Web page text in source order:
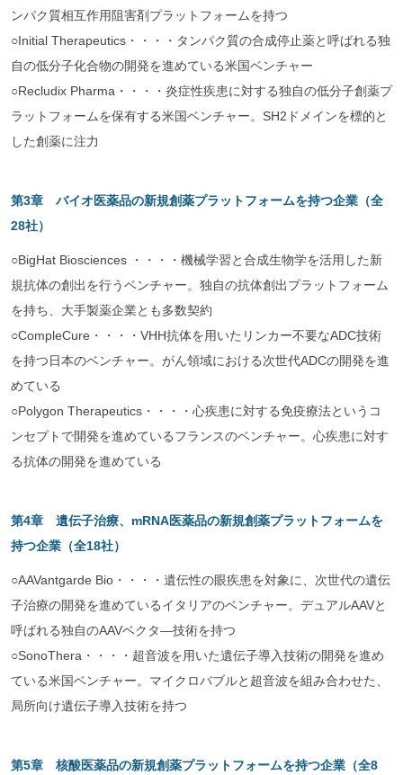
ンパク質相互作用阻害剤プラットフォームを持つ
○Initial Therapeutics・・・・タンパク質の合成停止薬と呼ばれる独
自の低分子化合物の開発を進めている米国ベンチャー
○Recludix Pharma・・・・炎症性疾患に対する独自の低分子創薬プ
ラットフォームを保有する米国ベンチャー。SH2ドメインを標的と
した創薬に注力
第3章 バイオ医薬品の新規創薬プラットフォームを持つ企業（全
28社）
○BigHat Biosciences ・・・・機械学習と合成生物学を活用した新
規抗体の創出を行うベンチャー。独自の抗体創出プラットフォーム
を持ち、大手製薬企業とも多数契約
○CompleCure・・・・VHH抗体を用いたリンカー不要なADC技術
を持つ日本のベンチャー。がん領域における次世代ADCの開発を進
めている
○Polygon Therapeutics・・・・心疾患に対する免疫療法というコ
ンセプトで開発を進めているフランスのベンチャー。心疾患に対す
る抗体の開発を進めている
第4章 遺伝子治療、mRNA医薬品の新規創薬プラットフォームを
持つ企業（全18社）
○AAVantgarde Bio・・・・遺伝性の眼疾患を対象に、次世代の遺伝
子治療の開発を進めているイタリアのベンチャー。デュアルAAVと
呼ばれる独自のAAVベクタ―技術を持つ
○SonoThera・・・・超音波を用いた遺伝子導入技術の開発を進め
ている米国ベンチャー。マイクロバブルと超音波を組み合わせた、
局所向け遺伝子導入技術を持つ
第5章 核酸医薬品の新規創薬プラットフォームを持つ企業（全8